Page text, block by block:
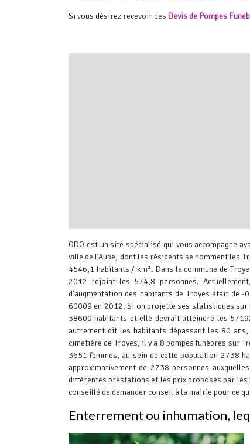
Si vous désirez recevoir des Devis de Pompes
ODO est un site spécialisé qui vous accompagne
ville de l’Aube, dont les résidents se nomment les
4546,1 habitants / km². Dans la commune de
2012 rejoint les 574,8 personnes.
d’augmentation des habitants de Troyes était de -
60009 en 2012. Si on projette ses statistiques sur
58600 habitants et elle devrait atteindre les
autrement dit les habitants dépassant les 80
cimetière de Troyes, il y a 8 pompes funèbres sur
3651 femmes, au sein de cette population 2738
approximativement de 2738 personnes
différentes prestations et les prix proposés par les
conseillé de demander conseil à la mairie pour ce
Enterrement ou inhumation,